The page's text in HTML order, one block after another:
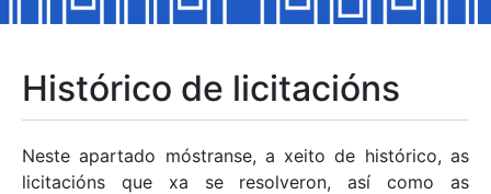
Mostrar/Ocultar
Histórico de licitacións
Neste apartado móstranse, a xeito de histórico, as
licitacións que xa se resolveron, así como as